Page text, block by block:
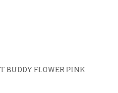
BUDDY FLOWER PINK